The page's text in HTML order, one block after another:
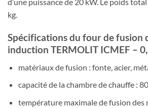
d’une puissance de 20 kW. Le poids
kg.
Spécifications du four de fusion
induction TERMOLIT ICMEF –
matériaux de fusion : fonte, acier,
capacité de la chambre de chauffe :
température maximale de fusion des